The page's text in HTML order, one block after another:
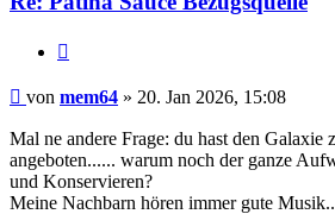
Beitrag
von mem64 » 20. Jan 2026, 15:08
Mal ne andere Frage: du hast den Galaxie
angeboten...... warum noch der ganze
und Konservieren?
Meine Nachbarn hören immer gute